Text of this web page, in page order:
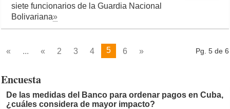
siete funcionarios de la Guardia Nacional
Bolivariana»
Pg. 5 de 6
« ... « 2 3 4 5 6 »
Encuesta
De las medidas del Banco para ordenar pagos en Cuba,
¿cuáles considera de mayor impacto?